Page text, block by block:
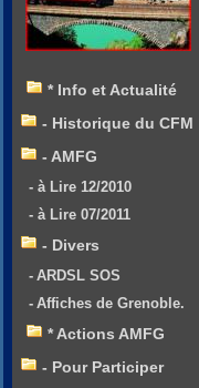
* Info et Actualité
- Historique du CFM
- AMFG
- à Lire 12/2010
- à Lire 07/2011
- Divers
- ARDSL SOS
- Affiches de Grenoble.
* Actions AMFG
- Pour Participer